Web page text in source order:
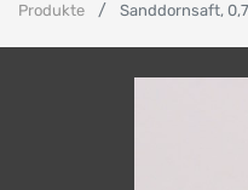
Produkte Sanddornsaft,